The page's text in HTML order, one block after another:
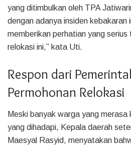
yang ditimbulkan oleh TPA
dengan adanya insiden kebakaran
memberikan perhatian yang serius
relokasi ini,” kata Uti.
Respon dari
Permohonan Relokasi
Meski banyak warga yang merasa
yang dihadapi, Kepala daerah
Maesyal Rasyid, menyatakan